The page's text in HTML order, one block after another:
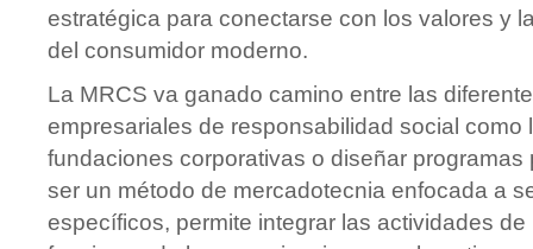
estratégica para conectarse con los valores y
del consumidor moderno.
La MRCS va ganado camino entre las
empresariales de responsabilidad social como
fundaciones corporativas o diseñar programas
ser un método de mercadotecnia enfocada a
específicos, permite integrar las actividades